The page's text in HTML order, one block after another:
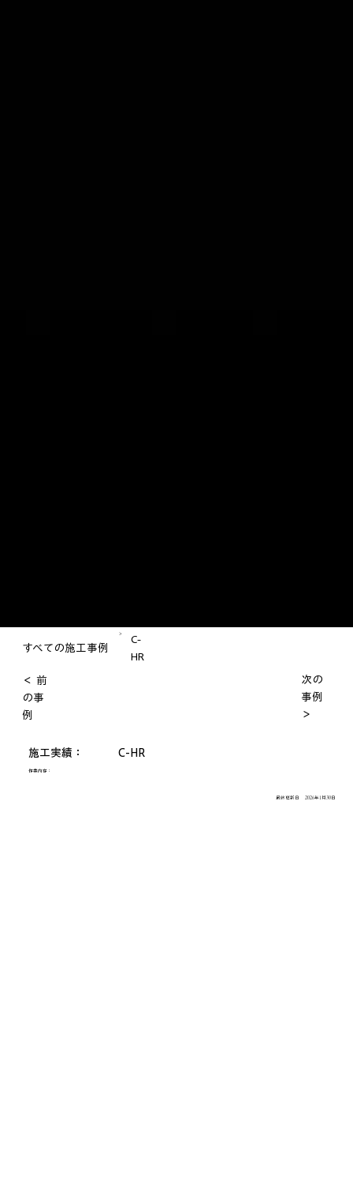
すべての施工事例
>
C-
HR
施工実績： C-HR
作業内容：
最終更新日 2026年1月30日
＜ 前
の事
例
次の
事例
＞